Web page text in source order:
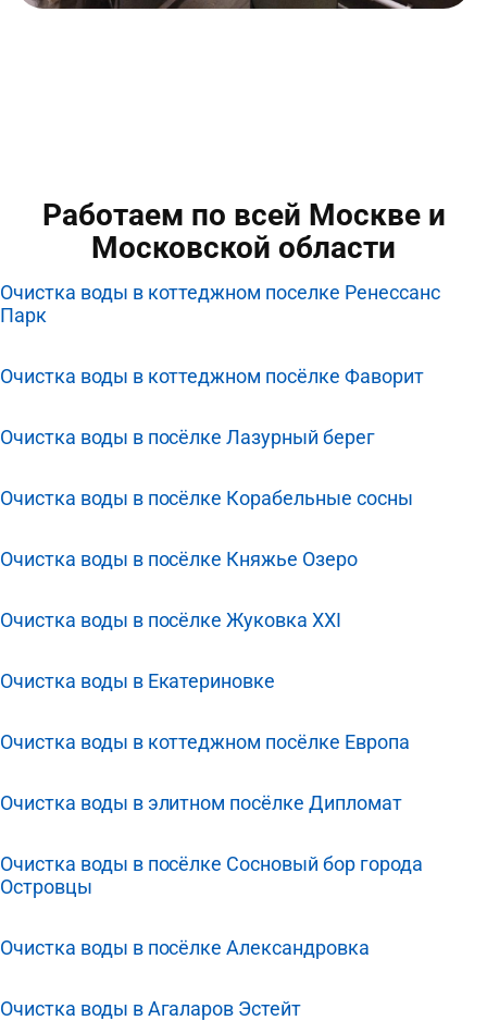
Работаем по всей Москве и
Московской области
Очистка воды в коттеджном поселке Ренессанс
Парк
Очистка воды в коттеджном посёлке Фаворит
Очистка воды в посёлке Лазурный берег
Очистка воды в посёлке Корабельные сосны
Очистка воды в посёлке Княжье Озеро
Очистка воды в посёлке Жуковка XXI
Очистка воды в Екатериновке
Очистка воды в коттеджном посёлке Европа
Очистка воды в элитном посёлке Дипломат
Очистка воды в посёлке Сосновый бор города
Островцы
Очистка воды в посёлке Александровка
Очистка воды в Агаларов Эстейт